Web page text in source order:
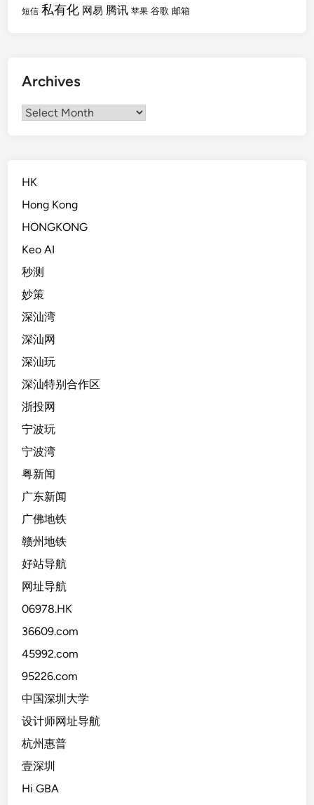
短信 私有化 网易 腾讯 苹果 谷歌 邮箱
Archives
Archives
HK
Hong Kong
HONGKONG
Keo AI
秒测
妙策
深汕湾
深汕网
深汕玩
深汕特别合作区
浙投网
宁波玩
宁波湾
粤新闻
广东新闻
广佛地铁
赣州地铁
好站导航
网址导航
06978.HK
36609.com
45992.com
95226.com
中国深圳大学
设计师网址导航
杭州惠普
壹深圳
Hi GBA